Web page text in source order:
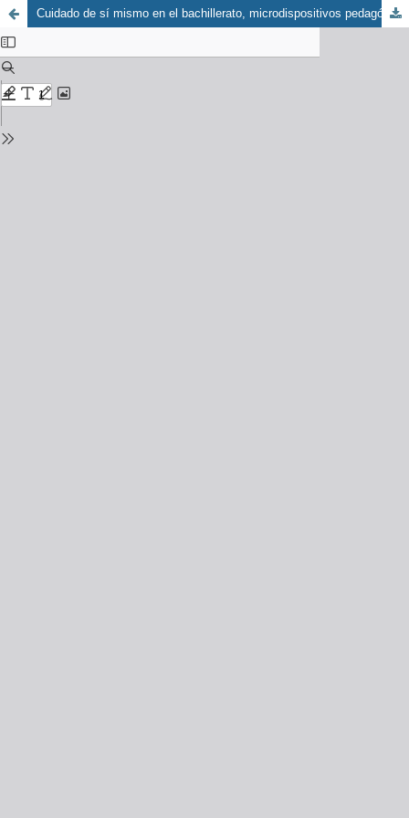
Cuidado de sí mismo en el bachillerato, microdispositivos pedagógicos de transformación emergente